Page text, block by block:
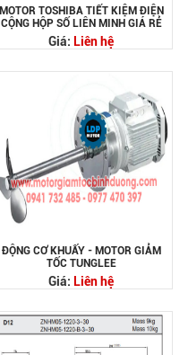
MOTOR TOSHIBA TIẾT KIỆM ĐIỆN
CỘNG HỘP SỐ LIÊN MINH GIÁ RẺ
Giá: Liên hệ
ĐỘNG CƠ KHUẤY - MOTOR GIẢM
TỐC TUNGLEE
Giá: Liên hệ